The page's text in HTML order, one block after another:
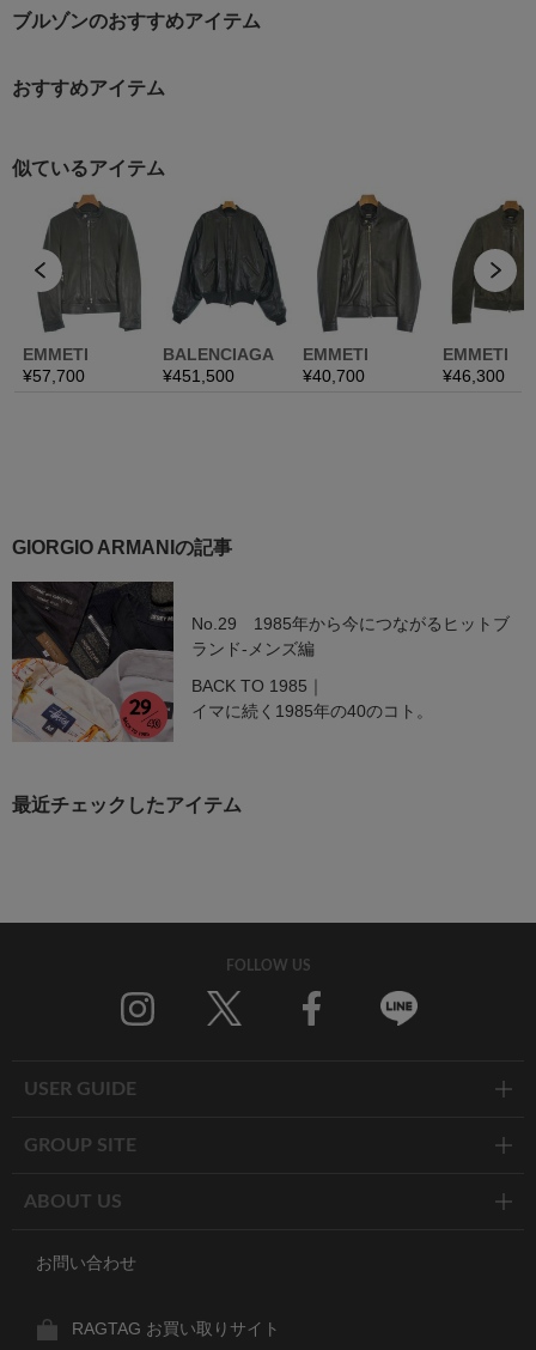
ブルゾンのおすすめアイテム
おすすめアイテム
GIORGIO ARMANIの記事
No.29 1985年から今につながるヒットブ
ランド-メンズ編
BACK TO 1985｜
イマに続く1985年の40のコト。
最近チェックしたアイテム
FOLLOW US
USER GUIDE
GROUP SITE
ABOUT US
お問い合わせ
RAGTAG お買い取りサイト